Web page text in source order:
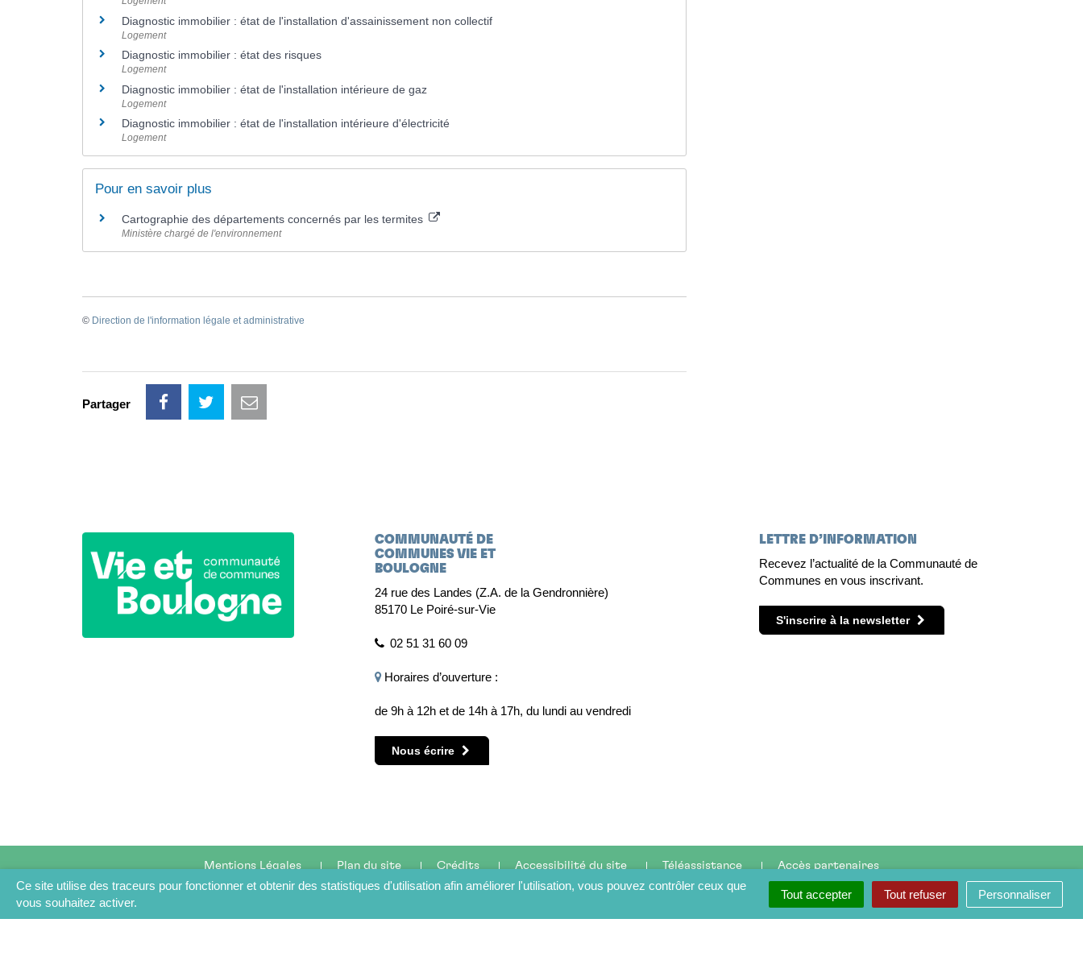
Ce site utilise des traceurs pour fonctionner et obtenir des statistiques d'utilisation afin améliorer l'utilisation, vous pouvez contrôler ceux que
vous souhaitez activer.
Tout accepter Tout refuser Personnaliser
Diagnostic immobilier : état de l'installation d'assainissement non collectif
Logement
Diagnostic immobilier : état des risques
Logement
Diagnostic immobilier : état de l'installation intérieure de gaz
Logement
Diagnostic immobilier : état de l'installation intérieure d'électricité
Logement
Pour en savoir plus
Cartographie des départements concernés par les termites
Ministère chargé de l'environnement
© Direction de l'information légale et administrative
Partager
COMMUNAUTÉ DE
COMMUNES VIE ET
BOULOGNE
24 rue des Landes (Z.A. de la Gendronnière)
85170 Le Poiré-sur-Vie
02 51 31 60 09
Horaires d’ouverture :
de 9h à 12h et de 14h à 17h, du lundi au vendredi
Nous écrire
LETTRE D’INFORMATION
Recevez l’actualité de la Communauté de
Communes en vous inscrivant.
S'inscrire à la newsletter
Mentions Légales Plan du site Crédits Accessibilité du site Téléassistance Accès partenaires